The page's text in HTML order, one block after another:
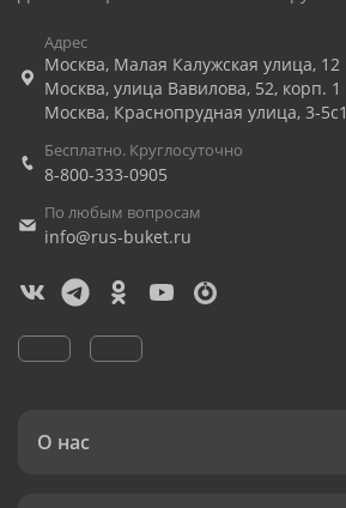
Адрес
Москва, Малая Калужская улица, 12
Москва, улица Вавилова, 52, корп. 1
Москва, Краснопрудная улица, 3-5с1
Бесплатно. Круглосуточно
8-800-333-0905
По любым вопросам
info@rus-buket.ru
О нас